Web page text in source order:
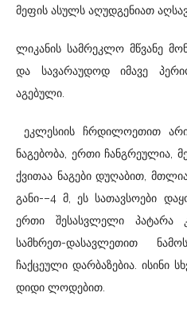
მეფის ასულს აღუდგენიათ
ლიკანის სამრეკლო მწვანე
და სავარაუდოდ იმავე
აგებული.
ეკლესიის ჩრდილოეთით
ნაგებობა, ერთი ჩანგრეულია,
ქვითაა ნაგები დუღაბით,
განი-–4 მ, ეს სათავსოები
ერთი შესასვლელი პატარა
სამხრეთ-დასავლეთით
ჩაქცეული დარბაზებია. ისინი
დიდი ლოდებით.